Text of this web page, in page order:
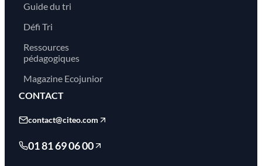
Guide du tri
Défi Tri
Ressources
pédagogiques
Magazine Ecojunior
CONTACT
contact@citeo.com
01 81 69 06 00